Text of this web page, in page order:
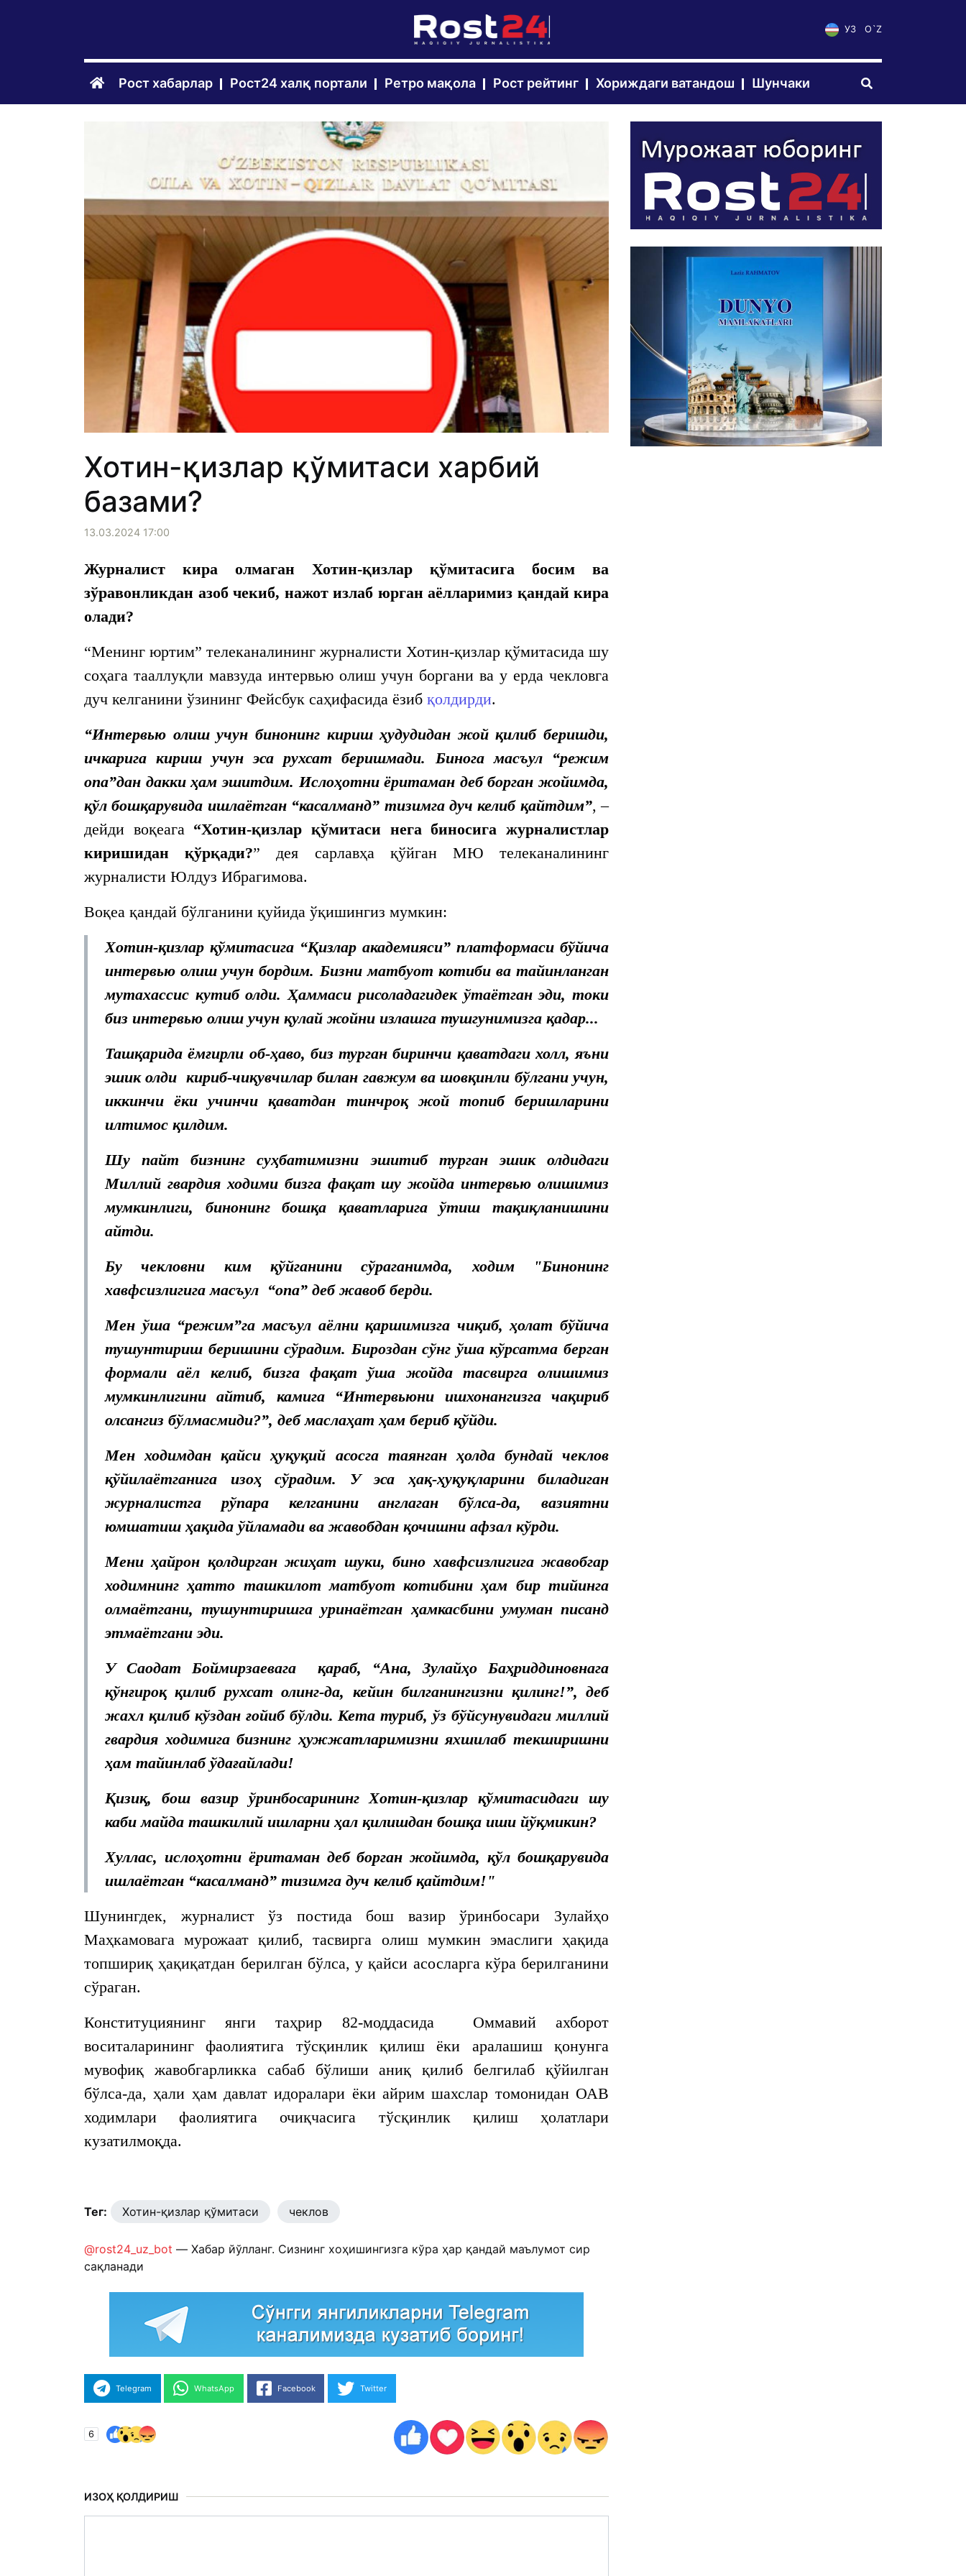
УЗ O`Z
Рост хабарлар Рост24 халқ портали Ретро мақола Рост рейтинг Хориждаги ватандош Шунчаки
Хотин-қизлар қўмитаси харбий
базами?
13.03.2024 17:00
Журналист кира олмаган Хотин-қизлар қўмитасига босим ва
зўравонликдан азоб чекиб, нажот излаб юрган аёлларимиз қандай кира
олади?
“Менинг юртим” телеканалининг журналисти Хотин-қизлар қўмитасида шу
соҳага тааллуқли мавзуда интервью олиш учун боргани ва у ерда чекловга
дуч келганини ўзининг Фейсбук саҳифасида ёзиб қолдирди.
“Интервью олиш учун бинонинг кириш ҳудудидан жой қилиб беришди,
ичкарига кириш учун эса рухсат беришмади. Бинога масъул “режим
опа”дан дакки ҳам эшитдим. Ислоҳотни ёритаман деб борган жойимда,
қўл бошқарувида ишлаётган “касалманд” тизимга дуч келиб қайтдим”, –
дейди воқеага “Хотин-қизлар қўмитаси нега биносига журналистлар
киришидан қўрқади?” дея сарлавҳа қўйган МЮ телеканалининг
журналисти Юлдуз Ибрагимова.
Воқеа қандай бўлганини қуйида ўқишингиз мумкин:
Хотин-қизлар қўмитасига “Қизлар академияси” платформаси бўйича
интервью олиш учун бордим. Бизни матбуот котиби ва тайинланган
мутахассис кутиб олди. Ҳаммаси рисоладагидек ўтаётган эди, токи
биз интервью олиш учун қулай жойни излашга тушгунимизга қадар...
Ташқарида ёмғирли об-ҳаво, биз турган биринчи қаватдаги холл, яъни
эшик олди кириб-чиқувчилар билан гавжум ва шовқинли бўлгани учун,
иккинчи ёки учинчи қаватдан тинчроқ жой топиб беришларини
илтимос қилдим.
Шу пайт бизнинг суҳбатимизни эшитиб турган эшик олдидаги
Миллий гвардия ходими бизга фақат шу жойда интервью олишимиз
мумкинлиги, бинонинг бошқа қаватларига ўтиш тақиқланишини
айтди.
Бу чекловни ким қўйганини сўраганимда, ходим "Бинонинг
хавфсизлигига масъул “опа” деб жавоб берди.
Мен ўша “режим”га масъул аёлни қаршимизга чиқиб, ҳолат бўйича
тушунтириш беришини сўрадим. Бироздан сўнг ўша кўрсатма берган
формали аёл келиб, бизга фақат ўша жойда тасвирга олишимиз
мумкинлигини айтиб, камига “Интервьюни ишхонангизга чақириб
олсангиз бўлмасмиди?”, деб маслаҳат ҳам бериб қўйди.
Мен ходимдан қайси ҳуқуқий асосга таянган ҳолда бундай чеклов
қўйилаётганига изоҳ сўрадим. У эса ҳақ-ҳуқуқларини биладиган
журналистга рўпара келганини англаган бўлса-да, вазиятни
юмшатиш ҳақида ўйламади ва жавобдан қочишни афзал кўрди.
Мени ҳайрон қолдирган жиҳат шуки, бино хавфсизлигига жавобгар
ходимнинг ҳатто ташкилот матбуот котибини ҳам бир тийинга
олмаётгани, тушунтиришга уринаётган ҳамкасбини умуман писанд
этмаётгани эди.
У Саодат Боймирзаевага қараб, “Ана, Зулайҳо Баҳриддиновнага
қўнғироқ қилиб рухсат олинг-да, кейин билганингизни қилинг!”, деб
жахл қилиб кўздан ғойиб бўлди. Кета туриб, ўз бўйсунувидаги миллий
гвардия ходимига бизнинг ҳужжатларимизни яхшилаб текширишни
ҳам тайинлаб ўдағайлади!
Қизиқ, бош вазир ўринбосарининг Хотин-қизлар қўмитасидаги шу
каби майда ташкилий ишларни ҳал қилишдан бошқа иши йўқмикин?
Хуллас, ислоҳотни ёритаман деб борган жойимда, қўл бошқарувида
ишлаётган “касалманд” тизимга дуч келиб қайтдим!"
Шунингдек, журналист ўз постида бош вазир ўринбосари Зулайҳо
Маҳкамовага мурожаат қилиб, тасвирга олиш мумкин эмаслиги ҳақида
топшириқ ҳақиқатдан берилган бўлса, у қайси асосларга кўра берилганини
сўраган.
Конституциянинг янги таҳрир 82-моддасида Оммавий ахборот
воситаларининг фаолиятига тўсқинлик қилиш ёки аралашиш қонунга
мувофиқ жавобгарликка сабаб бўлиши аниқ қилиб белгилаб қўйилган
бўлса-да, ҳали ҳам давлат идоралари ёки айрим шахслар томонидан ОАВ
ходимлари фаолиятига очиқчасига тўсқинлик қилиш ҳолатлари
кузатилмоқда.
Тег: Хотин-қизлар қўмитаси чеклов
@rost24_uz_bot — Хабар йўлланг. Сизнинг хоҳишингизга кўра ҳар қандай маълумот сир
сақланади
Telegram WhatsApp Facebook Twitter
6
ИЗОҲ ҚОЛДИРИШ